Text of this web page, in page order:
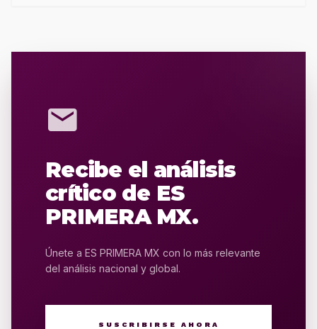
mail
Recibe el análisis
crítico de ES
PRIMERA MX.
Únete a ES PRIMERA MX con lo más relevante
del análisis nacional y global.
SUSCRIBIRSE AHORA